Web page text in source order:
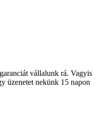
vállalunk rá. Vagyis
üzenetet nekünk 15 napon